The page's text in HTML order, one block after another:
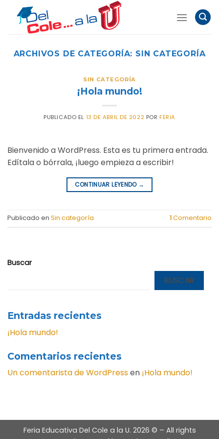
content
ARCHIVOS DE CATEGORÍA: SIN CATEGORÍA
SIN CATEGORÍA
¡Hola mundo!
PUBLICADO EL 13 DE ABRIL DE 2022 POR FERIA
Bienvenido a WordPress. Esta es tu primera entrada.
Edítala o bórrala, ¡luego empieza a escribir!
CONTINUAR LEYENDO →
Publicado en Sin categoría 1Comentario
Buscar
BUSCAR
Entradas recientes
¡Hola mundo!
Comentarios recientes
Un comentarista de WordPressen ¡Hola mundo!
Feria Educativa Del Cole a la U. 2026 © – All rights